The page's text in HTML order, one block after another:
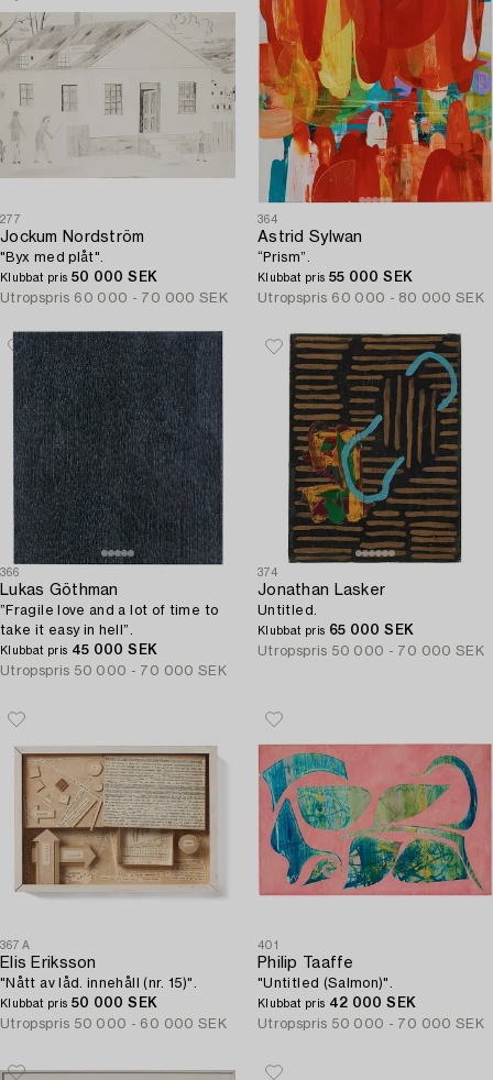
277
Jockum Nordström
"Byx med plåt".
Klubbat pris 50 000 SEK
Utropspris 60 000 - 70 000 SEK
364
Astrid Sylwan
“Prism”.
Klubbat pris 55 000 SEK
Utropspris 60 000 - 80 000 SEK
366
Lukas Göthman
”Fragile love and a lot of time to
take it easy in hell”.
Klubbat pris 45 000 SEK
Utropspris 50 000 - 70 000 SEK
374
Jonathan Lasker
Untitled.
Klubbat pris 65 000 SEK
Utropspris 50 000 - 70 000 SEK
367A
Elis Eriksson
"Nått av låd. innehåll (nr. 15)".
Klubbat pris 50 000 SEK
Utropspris 50 000 - 60 000 SEK
401
Philip Taaffe
"Untitled (Salmon)".
Klubbat pris 42 000 SEK
Utropspris 50 000 - 70 000 SEK